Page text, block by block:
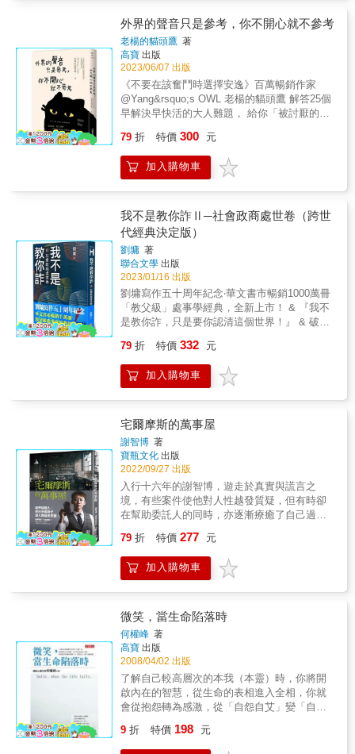
11：我可以選擇要打包的行囊 木：終點也是起
點&hellip;PART 12：感謝我活著的每一瞬間 ▍
每一次落筆都能聆聽內心的指南針 在12個手抄
階段中，各有9則金句，合計108則。你可以依
序抄寫，也能翻閱書頁，挑選當天最觸動內心
的一句，靜心書寫。這本書的封面圖《在玫瑰
色晚霞中觀照他者》，也是由當今古巴重量級
且身價最高的藝術家托馬斯．桑切斯所繪。畫
面中兩個人在周遭高大樹木包圍下，靜靜坐在
落在紙上的每一筆，其實都是觀照，既是照見
他者，也是照見自己。 如果你曾被比約恩的人
生故事啟發，透過這本書的書寫，願你把智慧
與慈悲的智慧，讓智慧生生不息與扎根，長成
在人生風雨中依然屹立不搖的大樹，進而改變
自己一輩子，通往永恆的幸福。
錢。 ．真的不用擔心被說成「性格糟糕」，你
除了性格糟糕這一個缺點之外，不是還有很多
缺點嘛。 ．別人看不起又怎樣？他們又不給你
錢花；他們看不慣又怎樣？你又不用靠他們養
老。 ．為尚未發生的事情提前操心，就等於還
沒受傷，你就喊痛。 ．不必假裝什麼都很在
行，在這個世界上，只有傻瓜和騙子才會無所
不知。 ．如果你身邊總是有很多的異性想要撩
你，請你不要竊喜，以為自己很有魅力，倒是
讓那麼多人覺得配得上你。 ．不要瞧不起另一
半挑選的東西，你也不過是其中之一。 &
比以自我中心活著還更重要的。」 & 比現實還
要更殘酷， 在《咒術迴戰》的世界裡， 高中生
虎杖悠仁因為祖父「遺言的詛咒」而立志幫助
所有人； 伏黑惠從小就是資優生，為了拯救被
詛咒的姐姐而變得更強； 五條悟既使是世界最
強咒術師，面對黑化的摯友也難以正面對抗。
& 「詛咒」不只是存在於虛構世界， 影響人心
的往往都是詛咒。 《咒術迴戰：名言術式》將
會帶你回味「京都姊妹校交流會」篇、「玉
個角色面對困境與難題時的心境及所做的決
定， 送給正在經歷一切「詛咒」的你， 靠著
「詛咒祓除詛咒」吧！ & ～祓除吧，負能量！
熱門動漫《咒術迴戰》的名言金句～ & 本書特
色 & ◎日本人氣動漫．咒術迴戰「京都姊妹校
交流會」篇、「玉折」篇、「澀谷事變」篇
等，名場面跑馬燈再現 ◎轉譯咒術背後的潛台
詞，從動漫中掌握「成為最強」精神 ◎在動畫
第二季「懷玉．玉折」播出後，重新理解「傑
悟」搭檔的個性與成長 & 咒力推薦 &
Podcaster 海苔熊 博士 黛絲影視手札 翁稷安
歷史教授、漫畫研究者 &
外界的聲音只是參考，你不開心就不參考
老楊的貓頭鷹 著
高寶 出版
2023/06/07 出版
《不要在該奮鬥時選擇安逸》百萬暢銷作家
@Yang&rsquo;s OWL 老楊的貓頭鷹 解答25個
早解決早快活的大人難題， 給你「被討厭的勇
樣？ 你要奇怪得理直氣壯，快樂得坦坦蕩蕩。
生活很苦，那就自己加糖， 吃想吃的飯，做想
做的事，愛想愛的人。 你會發現，人間實在可
人際關係的建議 ☑ 對真實自我的表達 ☑ 對複
雜人性的善意提醒 ☑ 對戀愛婚姻的扎心剖析 ☑
對親密關係的換位思考 ☑ 對現實生活的積極探
索 ☑ 對孤獨、敏感、焦慮、壓力的有趣洞察
你以為長大是想幹嘛就幹嘛，其實長大是工作
做不完、薪水不夠花。 你拚命活給別人看，用
力模仿他人的活法； 在正常和古怪之間猶豫，
在單身與將就之間糾結，在夢想與現實之間掙
扎。 不知不覺間，你成了小時候羡慕的大人，
也成了羡慕小時候的大人。 你是所有問題的始
界的雜音掩蓋你內心的聲音，別讓周遭的目光
形塑你的模樣。 你的靈魂要有潔癖，不隨波逐
流，不違背本心，不寧濫勿缺； 不靠別人的認
有人明目張膽地討厭你，你就發自內心地不喜
歡他。 你不能選擇怎麼生、怎麼死，但你能選
擇怎麼愛、怎麼活。 你可以平凡，不必勉強；
你可以快樂，不必正常。 想要的東西爭得越主
動越好，討厭的人和事離得越遠越好。 人生不
是考試，別人為你打分數，就當沒看到； 世界
再喧囂，做自己就很好。 ▌為你解答早解決早
必強融；三觀不合，別瞎攪和。 焦慮沒有人
陪：除非他的加入比你的獨處更加宜人，否則
大可不必。 暈船下不了船：一個人不愛你的時
生活沒意思，是沒精神的你沒意思。
79 折 特價 300 元
加入購物車
我不是教你詐Ⅱ─社會政商處世卷（跨世
代經典決定版）
劉墉 著
聯合文學 出版
2023/01/16 出版
劉墉寫作五十周年紀念‧華文書市暢銷1000萬冊
「教父級」處事學經典，全新上市！ & 『我不
是教你詐，只是要你認清這個世界！』 & 破解
是「必須讀」，更是要「一讀再讀」的經典鉅
作！ & 社會在變，但人心不變！ 景氣不好，你
更要自保！ 心機、謊言、陷阱、手段
宰了，還不清楚為什麼！ & 本書合原版《我不
是教你詐➂》及《我不是教你詐④》為一卷，
由劉墉親自修訂逾千處，全新再版發行！ & 這
本書裡的故事都經過策畫，包括了政治、商
業、黑白兩道，以及一般人際關係的題材。你
可能發現一串故事，由「辦公室」開始，最後
卻帶到夫妻朋友；或是由一個裝潢工人開始，
最後卻談到外交部長。 「治大國如烹小鮮」，
憑什麼首長不能跟廚子並提呢？ 當然，你也可
然每個故事都可能有真實的背景，但那絕不是
針對某幾個特定的人物。 很簡單，我不認識
你，你在書裡卻可能見到自己的影子！ &
79 折 特價 332 元
加入購物車
宅爾摩斯的萬事屋
謝智博 著
寶瓶文化 出版
2022/09/27 出版
入行十六年的謝智博，遊走於真實與謊言之
境，有些案件使他對人性越發質疑，但有時卻
在幫助委託人的同時，亦逐漸療癒了自己過往
暗世界裡。」 福爾摩斯？亞森羅蘋？ 跳進「徵
信」這個坑，才醒悟自己的憧憬太天真
&hellip;&hellip; 不要調查自己身邊的人，這是
也信任不足， 但我仍願相信，永遠要對良善抱
持希望。 ❙❙❙ 偷拍、針孔攝影、錄音筆， 尋
人、跟監、查外遇&hellip;&hellip; 打從踏進這
行，我就知道， 我凝視著深淵，深淵也凝視著
我。 【檔案一：暗紅色的背叛】 「懷疑」是一
顆種子，一種下去就生根、發芽，漸漸侵噬人
心，更會讓你絕對不想發現的事實破土而出。
我最好的調查夥伴阿錦定位女友的位置，挖出
了真相，卻也讓他的世界就此崩塌
79 折 特價 277 元
加入購物車
微笑，當生命陷落時
何權峰 著
高寶 出版
2008/04/02 出版
了解自己較高層次的本我（本靈）時，你將開
啟內在的智慧，從生命的表相進入全相，你就
會從抱怨轉為感激，從「自怨自艾」變「自願
豐富我們的，笑是美麗人生的一部分，哭泣也
是美麗人生的一部分，為什麼要去分別？哭也
9 折 特價 198 元